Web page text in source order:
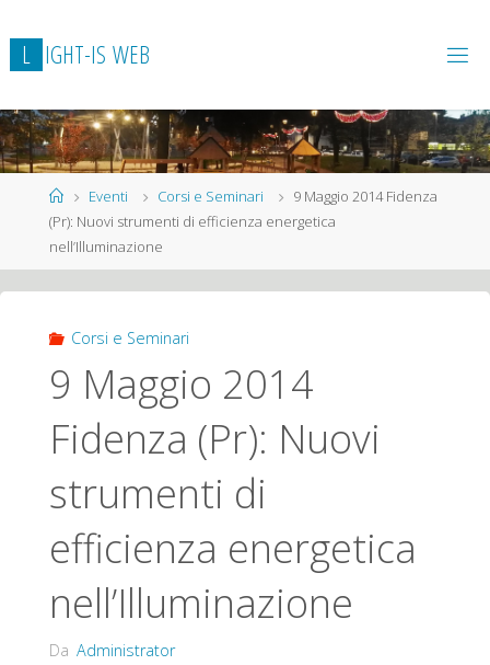
L IGHT-IS WEB
HomeEventi Corsi e Seminari
9 Maggio 2014 Fidenza
(Pr): Nuovi strumenti di efficienza energetica
nell’Illuminazione
Corsi e Seminari
9 Maggio 2014
Fidenza (Pr): Nuovi
strumenti di
efficienza energetica
nell’Illuminazione
Da Administrator